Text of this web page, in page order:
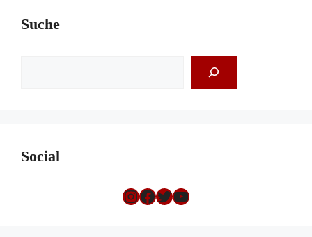
Suche
Social
Instagram
Facebook
Twitter
YouTube